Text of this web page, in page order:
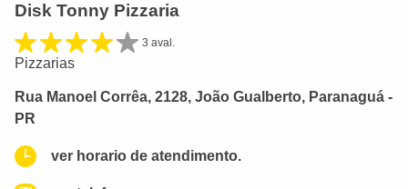
Disk Tonny Pizzaria
3 aval.
Pizzarias
Rua Manoel Corrêa, 2128, João Gualberto, Paranaguá -
PR
ver horario de atendimento.